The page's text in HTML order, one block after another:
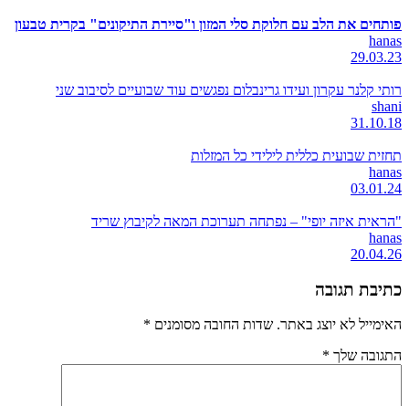
פותחים את הלב עם חלוקת סלי המזון ו"סיירת התיקונים" בקרית טבעון
hanas
29.03.23
רותי קלנר עקרון ועידו גרינבלום נפגשים עוד שבועיים לסיבוב שני
shani
31.10.18
תחזית שבועית כללית לילידי כל המזלות
hanas
03.01.24
"הראית איזה יופי" – נפתחה תערוכת המאה לקיבוץ שריד
hanas
20.04.26
כתיבת תגובה
האימייל לא יוצג באתר. שדות החובה מסומנים *
התגובה שלך *